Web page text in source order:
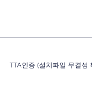
TTA인증 (설치파일 무결성